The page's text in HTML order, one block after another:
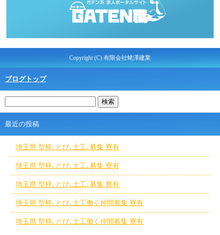
Copyright (C) 有限会社蛯澤建業
ブログトップ
最近の投稿
埼玉県 型枠､とび､土工､募集 寮有
埼玉県 型枠､とび､土工､募集 寮有
埼玉県 型枠､とび､土工､募集 寮有
埼玉県 型枠､とび､土工働く仲間募集 寮有
埼玉県 型枠､とび､土工働く仲間募集 寮有